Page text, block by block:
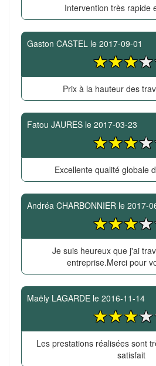
Intervention très rapide
Gaston CASTEL le 2017-09-01
Prix à la hauteur des
Fatou JAURES le 2017-03-23
Excellente qualité globale
Andréa CHARBONNIER le 2017-
Je suis heureux que j'ai
entreprise.Merci pour
Maëly LAGARDE le 2016-11-14
Les prestations réalisées sont
satisfait